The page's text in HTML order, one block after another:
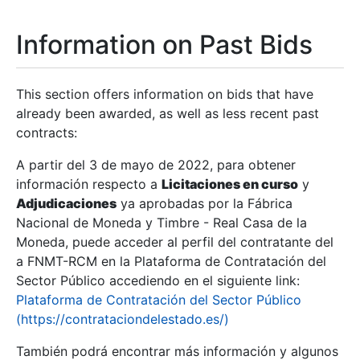
Show/Hide
Show/Hide
Information on Past Bids
This section offers information on bids that have
already been awarded, as well as less recent past
contracts:
A partir del 3 de mayo de 2022, para obtener
información respecto a Licitaciones en curso y
Adjudicaciones ya aprobadas por la Fábrica
Nacional de Moneda y Timbre - Real Casa de la
Moneda, puede acceder al perfil del contratante del
a FNMT-RCM en la Plataforma de Contratación del
Sector Público accediendo en el siguiente link:
Plataforma de Contratación del Sector Público
(https://contrataciondelestado.es/)
También podrá encontrar más información y algunos